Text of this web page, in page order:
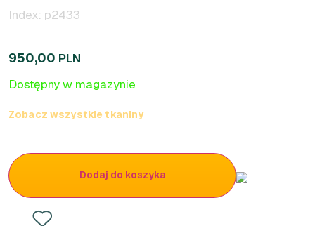
Index: p2433
950,00 PLN
Dostępny w magazynie
Zobacz wszystkie tkaniny
Dodaj do koszyka